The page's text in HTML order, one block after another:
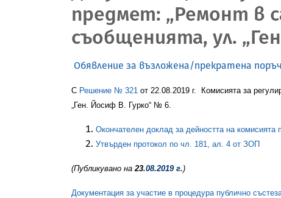
предмет: „Ремонт в
съобщенията, ул.
Обявление за възложена/прекратена
С Решение № 321 от 22.08.2019 г. Комисията за
„Ген. Йосиф В. Гурко“ № 6.
Окончателен доклад за дейността на комисията
Утвърден протокол по чл. 181, ал. 4 от ЗОП
(Публикувано на 23.08.2019 г.)
Документация за участие в процедура публично